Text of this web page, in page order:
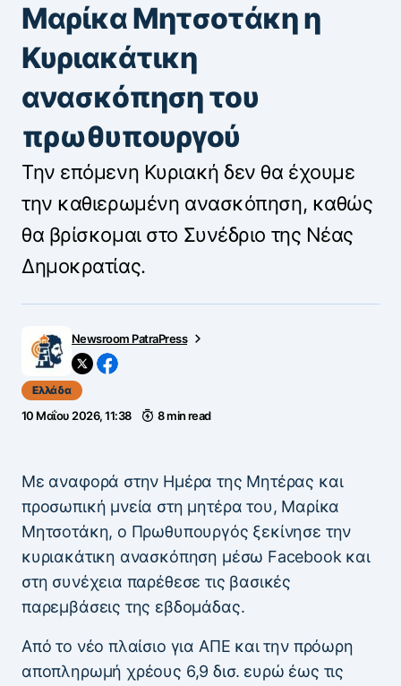
Μαρίκα Μητσοτάκη η
Κυριακάτικη
ανασκόπηση του
πρωθυπουργού
Την επόμενη Κυριακή δεν θα έχουμε
την καθιερωμένη ανασκόπηση, καθώς
θα βρίσκομαι στο Συνέδριο της Νέας
Δημοκρατίας.
Newsroom PatraPress
Ελλάδα
10 Μαΐου 2026, 11:38 8 min read
Με αναφορά στην Ημέρα της Μητέρας και
προσωπική μνεία στη μητέρα του, Μαρίκα
Μητσοτάκη, ο Πρωθυπουργός ξεκίνησε την
κυριακάτικη ανασκόπηση μέσω Facebook και
στη συνέχεια παρέθεσε τις βασικές
παρεμβάσεις της εβδομάδας.
Από το νέο πλαίσιο για ΑΠΕ και την πρόωρη
αποπληρωμή χρέους 6,9 δισ. ευρώ έως τις